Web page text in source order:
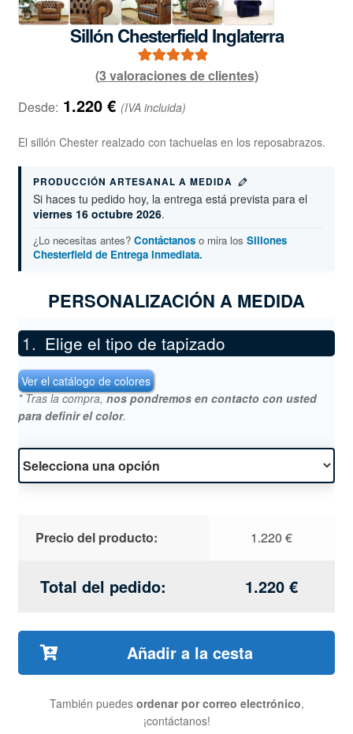
Sillón Chesterfield Inglaterra
Valorado con
base a
2
(3valoraciones de clientes)
Desde: 1.220 € (IVA incluida)
El sillón Chester realzado con tachuelas en los reposabrazos.
PRODUCCIÓN ARTESANAL A MEDIDA
Si haces tu pedido hoy, la entrega está prevista para el
viernes 16 octubre 2026.
¿Lo necesitas antes? Contáctanoso mira los Sillones
Chesterfield de Entrega Inmediata.
PERSONALIZACIÓN A MEDIDA
Elige el tipo de tapizado
Ver el catálogo de colores
* Tras la compra,nos pondremos en contacto con usted
para definir el color.
Precio del producto: 1.220€
Total del pedido: 1.220€
Añadir a la cesta
También puedes ordenar por correo electrónico,
¡contáctanos!